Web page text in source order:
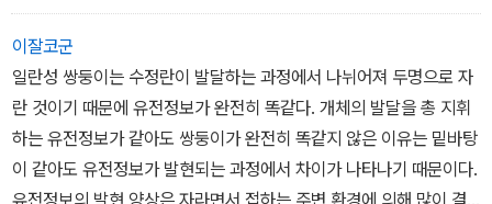
제 배아에서 얻을 수 있는 줄기세포의 양도 엄청나게 많아지게 된다.
반면 냉동 배아나 유산된 태아의 경우에는 수가 한정되기 때문에 치
료용으로 사용하기에는 턱없이 부족하다는 지적이 있어왔다.
또 인간 배아복제에는 기존의 배아 줄기세포가 갖고 있는 면역 문제
가 전혀 없다. 기존의 냉동 배아에서 추출하는 줄기세포는 만능 세포
이기는 하지만 다른 사람의 세포에서 면역거부반응을 일으킨다는 문
제점을 지닌다. 백혈병 환자가 면역거부반응 때문에 자신과 비슷한
이잘코군
일란성 쌍둥이는 수정란이 발달하는 과정에서 나뉘어져 두명으로 자
란 것이기 때문에 유전정보가 완전히 똑같다. 개체의 발달을 총 지휘
하는 유전정보가 같아도 쌍둥이가 완전히 똑같지 않은 이유는 밑바탕
이 같아도 유전정보가 발현되는 과정에서 차이가 나타나기 때문이다.